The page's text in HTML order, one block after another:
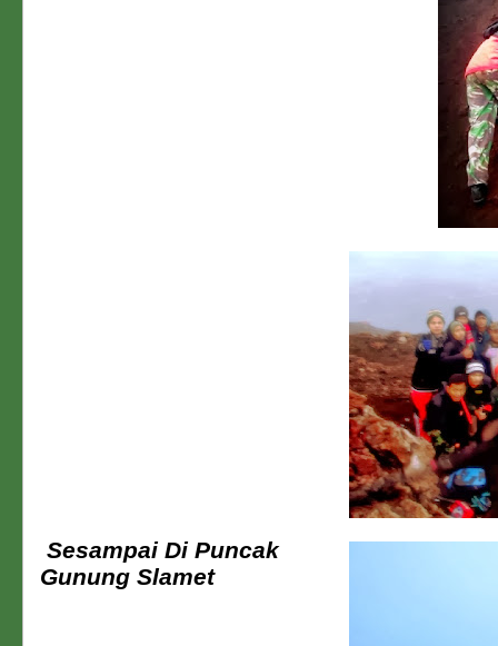
Sesampai Di Puncak
Gunung Slamet